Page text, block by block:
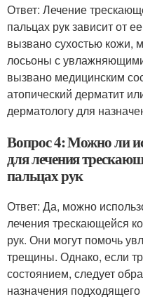
Ответ: Лечение
пальцах рук зависит от
вызвано сухостью кожи,
лосьоны с
вызвано медицинским
атопический дерматит
дерматологу для
Вопрос 4: Можно ли
для лечения
пальцах рук
Ответ: Да, можно
лечения трескающейся
рук. Они могут помочь
трещины. Однако, если
состоянием, следует
назначения подходящего